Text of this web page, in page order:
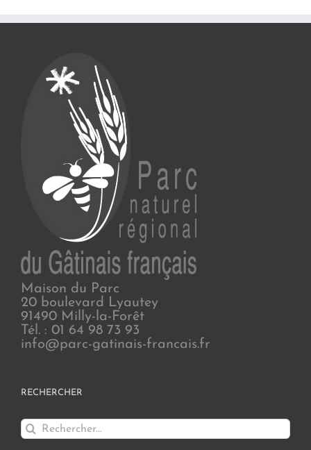
Maison du Parc
20 boulevard Lyautey
91490 Milly-la-Forêt
Tél. : 01 64 98 73 93
info@parc-gatinais-francais.fr
RECHERCHER
Rechercher: